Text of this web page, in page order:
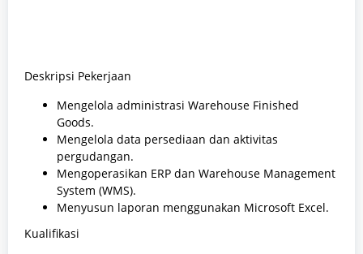
Deskripsi Pekerjaan
Mengelola administrasi Warehouse Finished
Goods.
Mengelola data persediaan dan aktivitas
pergudangan.
Mengoperasikan ERP dan Warehouse Management
System (WMS).
Menyusun laporan menggunakan Microsoft Excel.
Kualifikasi